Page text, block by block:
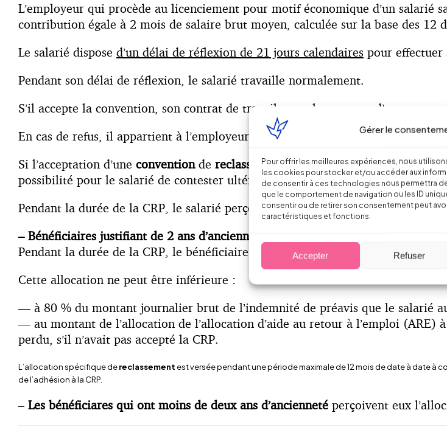
Gérer le
Pour offrir les meilleures expériences, nous
les cookies pour stocker et/ou accéder aux
de consentir à ces technologies nous permettra
que le comportement de navigation ou les ID
consentir ou de retirer son consentement peut
caractéristiques et fonctions.
Accepter Refuser
L’employeur qui procède au licenciement pour motif économique d’un salarié
contribution égale à 2 mois de salaire brut moyen, calculée sur la base des 12
Le salarié dispose d’un délai de réflexion de 21 jours calendaires pour effectuer
Pendant son délai de réflexion, le salarié travaille normalement.
S’il accepte la convention, son contrat de travail sera alors rompu d’un
En cas de refus, il appartient à l’employeur de procéder à son lienciement.
Si l’acceptation d’une conventionde reclassement personnaliséentraîne la
possibilité pour le salarié de contester ultérieurement le motif de la rupture
Pendant la durée de la CRP, le salarié perçoit une allocation spécifique de
– Bénéficiaires justifiant de 2 ans d’ancienneté au titre de leur dernier emploi :
Pendant la durée de la CRP, le bénéficiaire perçoit une allocation lui
Cette allocation ne peut être inférieure :
— à 80 % du montant journalier brut de l’indemnité de préavis que le salarié
— au montant de l’allocation de l’allocation d’aide au retour à l’emploi
perdu, s’il n’avait pas accepté la CRP.
L’allocation spécifique dereclassement est versée pendant une période maximale de 12 mois de date à date à
de l’adhésion à la CRP.
– Les bénéficiares qui ont moins de deux ans d’ancienneté perçoivent eux